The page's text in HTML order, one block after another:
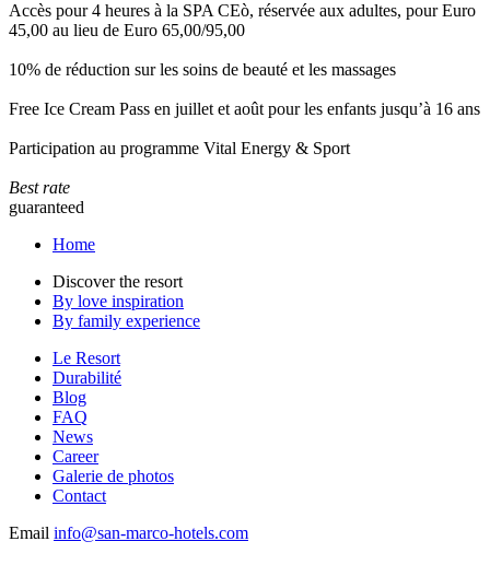
Accès pour 4 heures à la SPA CEò, réservée aux adultes, pour Euro
45,00 au lieu de Euro 65,00/95,00
10% de réduction sur les soins de beauté et les massages
Free Ice Cream Pass en juillet et août pour les enfants jusqu’à 16 ans
Participation au programme Vital Energy & Sport
Best rate
guaranteed
Home
Discover the resort
By love inspiration
By family experience
Le Resort
Durabilité
Blog
FAQ
News
Career
Galerie de photos
Contact
Email info@san-marco-hotels.com